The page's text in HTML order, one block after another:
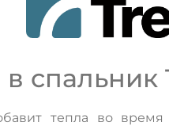
спальник
тепла во